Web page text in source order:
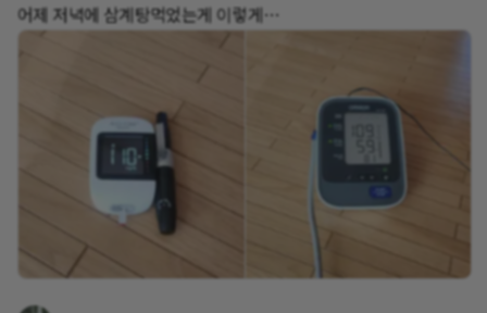
어제 저녁에 삼계탕먹었는게 이렇게